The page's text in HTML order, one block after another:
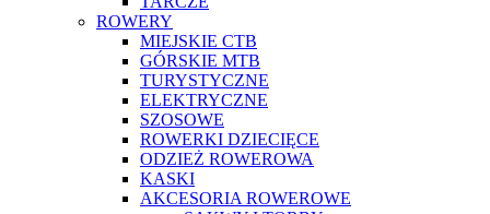
ROWERY
MIEJSKIE CTB
GÓRSKIE MTB
TURYSTYCZNE
ELEKTRYCZNE
SZOSOWE
ROWERKI DZIECIĘCE
ODZIEŻ ROWEROWA
KASKI
AKCESORIA ROWEROWE